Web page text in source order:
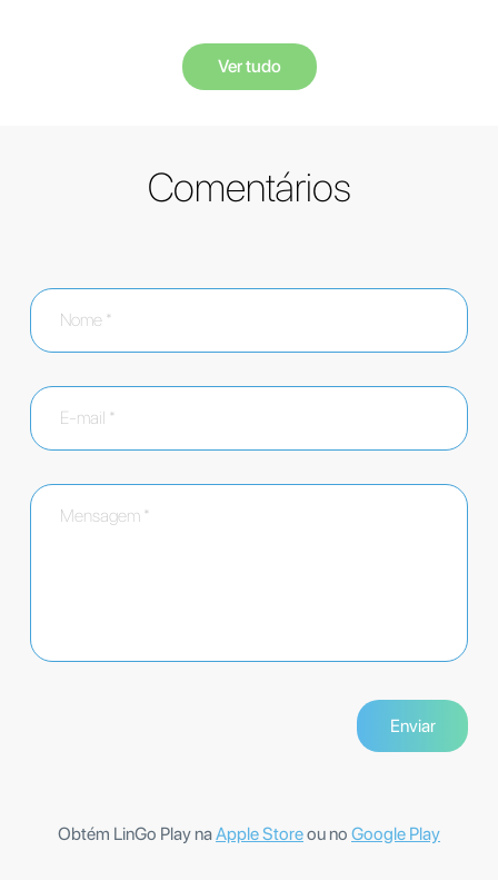
Ver tudo
Comentários
Obtém LinGo Play naApple Storeou no Google Play